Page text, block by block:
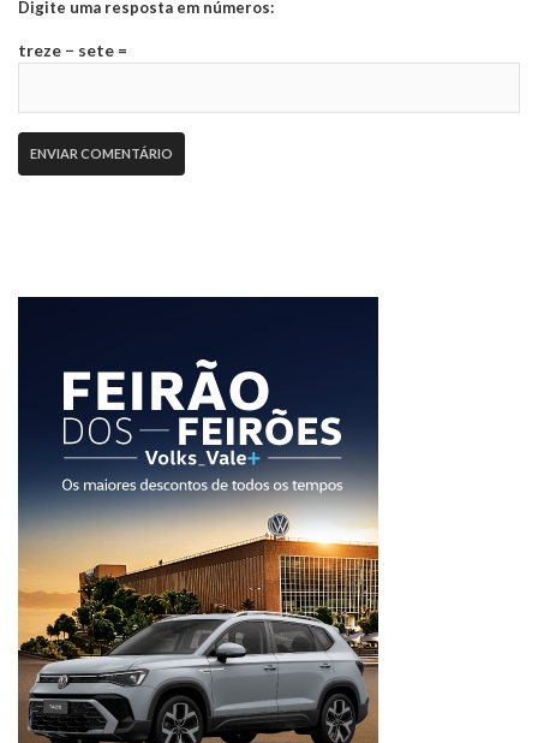
Digite uma resposta em números:
treze − sete =